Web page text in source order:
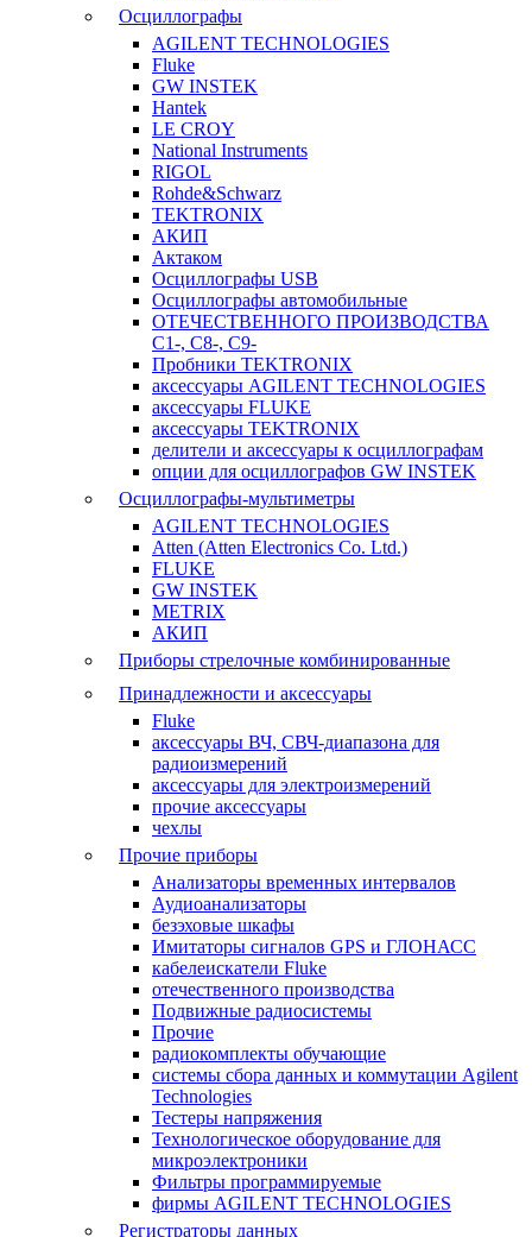
Осциллографы
AGILENT TECHNOLOGIES
Fluke
GW INSTEK
Hantek
LE CROY
National Instruments
RIGOL
Rohde&Schwarz
TEKTRONIX
АКИП
Актаком
Осциллографы USB
Осциллографы автомобильные
ОТЕЧЕСТВЕННОГО ПРОИЗВОДСТВА
С1-, С8-, С9-
Пробники TEKTRONIX
аксессуары AGILENT TECHNOLOGIES
аксессуары FLUKE
аксессуары TEKTRONIX
делители и аксессуары к осциллографам
опции для осциллографов GW INSTEK
Осциллографы-мультиметры
AGILENT TECHNOLOGIES
Atten (Atten Electronics Co. Ltd.)
FLUKE
GW INSTEK
METRIX
АКИП
Приборы стрелочные комбинированные
Принадлежности и аксессуары
Fluke
аксессуары ВЧ, СВЧ-диапазона для
радиоизмерений
аксессуары для электроизмерений
прочие аксессуары
чехлы
Прочие приборы
Анализаторы временных интервалов
Аудиоанализаторы
безэховые шкафы
Имитаторы сигналов GPS и ГЛОНАСС
кабелеискатели Fluke
отечественного производства
Подвижные радиосистемы
Прочие
радиокомплекты обучающие
системы сбора данных и коммутации Agilent
Technologies
Тестеры напряжения
Технологическое оборудование для
микроэлектроники
Фильтры программируемые
фирмы AGILENT TECHNOLOGIES
Регистраторы данных